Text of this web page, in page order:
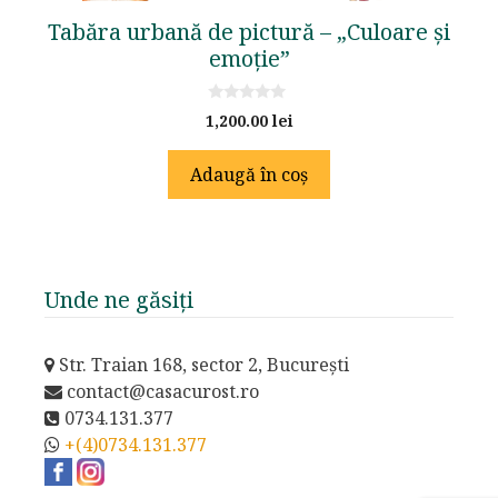
Tabăra urbană de pictură – „Culoare și
emoție”
0
o
o
f
5
1,200.00lei
Adaugă în coș
Unde ne găsiți
Str. Traian 168, sector 2, București
contact@casacurost.ro
0734.131.377
+(4)0734.131.377